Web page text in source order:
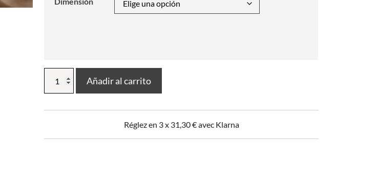
estampado
+
almohada
Añadir al carrito
Réglez en 3 x 31,30€avec Klarna